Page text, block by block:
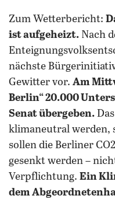
Zum Wetterbericht:
ist aufgeheizt. Nach
nächste
Gewitter vor. Am
Berlin“ 20.000
Senat übergeben.
klimaneutral werden,
sollen die Berliner
gesenkt werden –
Verpflichtung. Ein
dem